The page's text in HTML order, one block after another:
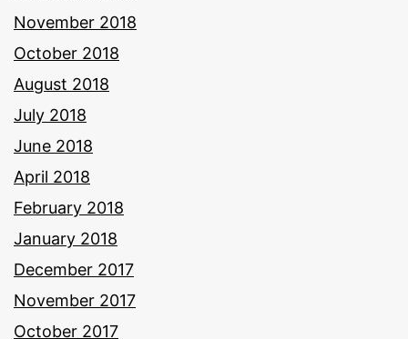
November 2018
October 2018
August 2018
July 2018
June 2018
April 2018
February 2018
January 2018
December 2017
November 2017
October 2017